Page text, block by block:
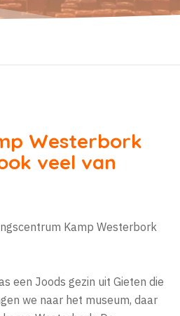
Westerbork
veel van
Kamp Westerbork
een Joods gezin uit Gieten die
we naar het museum, daar